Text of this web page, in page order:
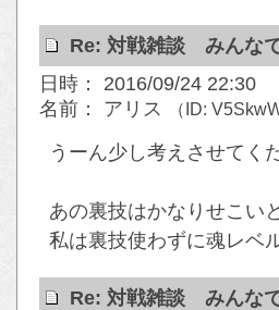
Re: 対戦雑談 みんな
日時： 2016/09/24 22:30
名前： アリス
（ID:
うーん少し考えさせてく
あの裏技はかなりせこい
私は裏技使わずに魂レベ
Re: 対戦雑談 みんな